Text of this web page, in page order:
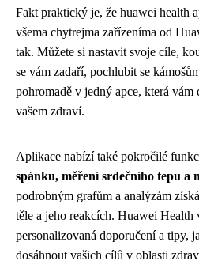
Fakt praktický je, že huawei health
všema chytrejma zařízeníma od
tak. Můžete si nastavit svoje cíle,
se vám zadaří, pochlubit se
pohromadě v jedný apce, která
vašem zdraví.
Aplikace nabízí také pokročilé
spánku, měření srdečního tepu a
podrobným grafům a analýzám
těle a jeho reakcích. Huawei Health
personalizovaná doporučení a tipy,
dosáhnout vašich cílů v oblasti